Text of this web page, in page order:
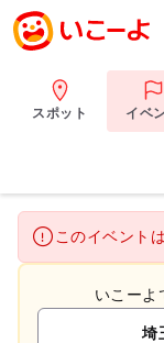
スポット イベ
このイベント
いこーよ
埼